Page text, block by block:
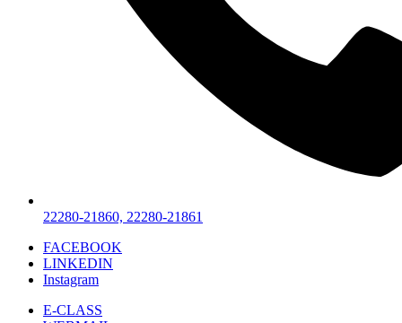
22280-21860, 22280-21861
FACEBOOK
LINKEDIN
Instagram
E-CLASS